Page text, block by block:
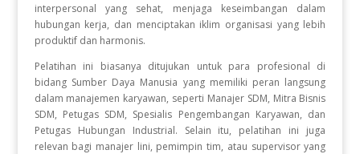
interpersonal yang sehat, menjaga keseimbangan dalam
hubungan kerja, dan menciptakan iklim organisasi yang lebih
produktif dan harmonis.
Pelatihan ini biasanya ditujukan untuk para profesional di
bidang Sumber Daya Manusia yang memiliki peran langsung
dalam manajemen karyawan, seperti Manajer SDM, Mitra Bisnis
SDM, Petugas SDM, Spesialis Pengembangan Karyawan, dan
Petugas Hubungan Industrial. Selain itu, pelatihan ini juga
relevan bagi manajer lini, pemimpin tim, atau supervisor yang